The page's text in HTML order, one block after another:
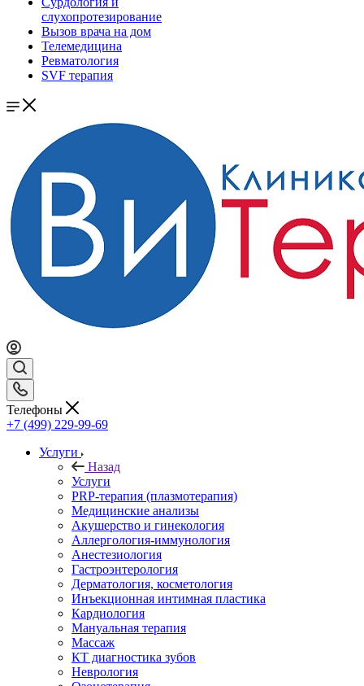
слухопротезирование
Вызов врача на дом
Телемедицина
Ревматология
SVF терапия
Телефоны
+7 (499) 229-99-69
Услуги
Назад
Услуги
PRP-терапия (плазмотерапия)
Медицинские анализы
Акушерство и гинекология
Аллергология-иммунология
Анестезиология
Гастроэнтерология
Дерматология, косметология
Инъекционная интимная пластика
Кардиология
Мануальная терапия
Массаж
КТ диагностика зубов
Неврология